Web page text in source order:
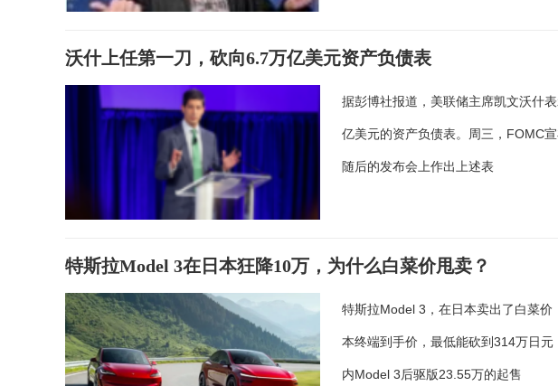
沃什上任第一刀，砍向6.7万亿美元资产负债表
据彭博社报道，美联储主席凯文沃什
亿美元的资产负债表。周三，FOMC
随后的发布会上作出上述表
特斯拉Model 3在日本狂降10万，为什么白菜价甩卖？
特斯拉Model 3，在日本卖出了白菜
本终端到手价，最低能砍到314万日
内Model 3后驱版23.55万的起售